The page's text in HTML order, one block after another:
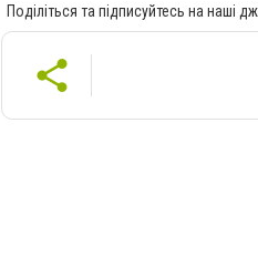
Поділіться та підписуйтесь на наші